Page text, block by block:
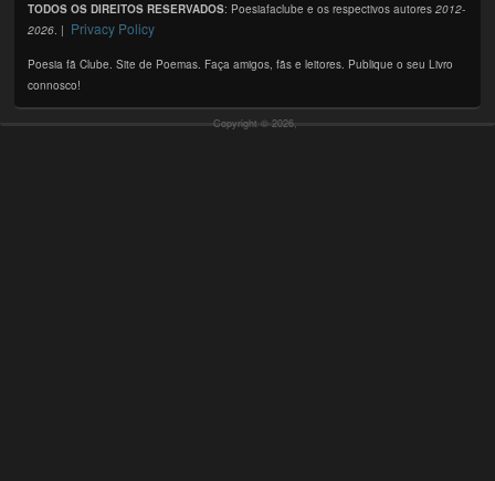
TODOS OS DIREITOS RESERVADOS: Poesiafaclube e os respectivos autores2012-
2026. | Privacy Policy
Poesia fã Clube. Site de Poemas. Faça amigos, fãs e leitores. Publique o seu Livro
connosco!
Copyright © 2026,